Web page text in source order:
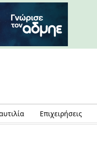
Επιχειρήσεις